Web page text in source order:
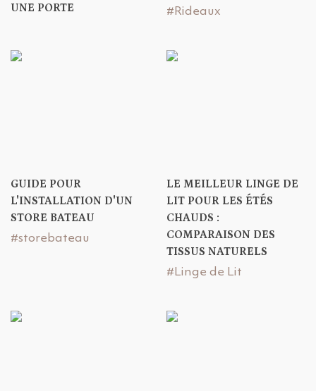
UNE PORTE
#Rideaux
GUIDE POUR
L'INSTALLATION D'UN
STORE BATEAU
#storebateau
LE MEILLEUR LINGE DE
LIT POUR LES ÉTÉS
CHAUDS :
COMPARAISON DES
TISSUS NATURELS
#Linge de Lit